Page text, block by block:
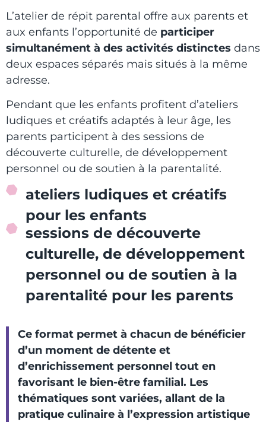
L’atelier de répit parental offre aux parents et
aux enfants l’opportunité de participer
simultanément à des activités distinctes dans
deux espaces séparés mais situés à la même
adresse.
Pendant que les enfants profitent d’ateliers
ludiques et créatifs adaptés à leur âge, les
parents participent à des sessions de
découverte culturelle, de développement
personnel ou de soutien à la parentalité.
ateliers ludiques et créatifs
pour les enfants
sessions de découverte
culturelle, de développement
personnel ou de soutien à la
parentalité pour les parents
Ce format permet à chacun de bénéficier
d’un moment de détente et
d’enrichissement personnel tout en
favorisant le bien-être familial. Les
thématiques sont variées, allant de la
pratique culinaire à l’expression artistique